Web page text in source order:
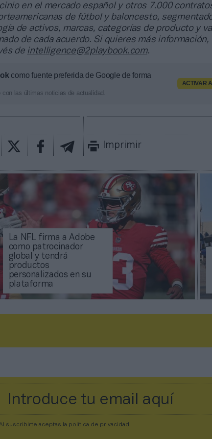
en el mercado español y otros 7.000
de fútbol y baloncesto,
de activos, marcas, categorías de producto y
de cada acuerdo. Si quieres más información,
de intelligence@2playbook.com.
como fuente preferida de Google de forma
con las últimas noticias de actualidad.
ACTIVAR
Imprimir
La NFL firma a Adobe
como patrocinador
global y tendrá
productos
personalizados en su
plataforma
suscribirte aceptas la política de privacidad .